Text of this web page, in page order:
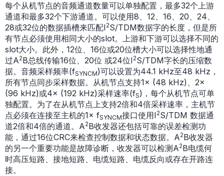
每个从机节点的音频通道数量可以单独配置，最多32个上游
通道和最多32个下游通道。可以使用8、12、16、20、24、
28或32位的数据插槽来匹配I2S/TDM数据字的长度，但是所
有节点必须使用相同大小的slot。上游和下游可以选择不同的
slot大小。此外，12位、16位或20位槽大小可以选择性地通
过A2B总线传输16位、20位 或24位I2S/TDM字长的压缩数
据。音频采样频率(fSYNCM)可以设置为44.1 kHz至48 kHz，
所有节点同步采样数据。从机节点支持1× (48 kHz)、2×
(96 kHz)或4× (192 kHz)采样速率(fS)，每个从机节点可单
独配置。为了在从机节点上支持2倍和4倍采样速率，主机节
点必须在连接至主机的1× fSYNCM接口使用I2S/TDM 数据通
道2倍和4倍的通道。A2B收发器还包括可靠的误差检测功
能，通过16位CRC来检查控制数据和状态数据。A2B收发器
的另一个重要功能是故障诊断，收发器可以检测A2B电缆何
时高压短路、接地短路、电缆短路、电缆反向或存在开路连
接。